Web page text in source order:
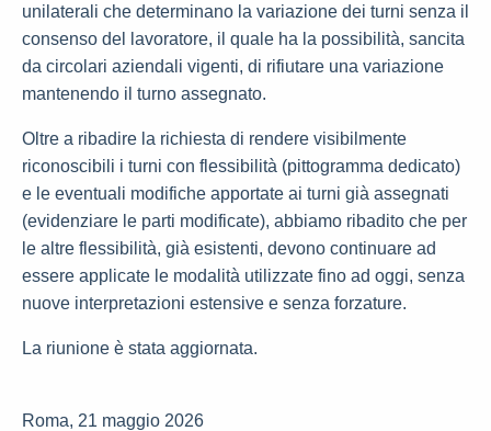
unilaterali che determinano la variazione dei turni senza il
consenso del lavoratore, il quale ha la possibilità, sancita
da circolari aziendali vigenti, di rifiutare una variazione
mantenendo il turno assegnato.
Oltre a ribadire la richiesta di rendere visibilmente
riconoscibili i turni con flessibilità (pittogramma dedicato)
e le eventuali modifiche apportate ai turni già assegnati
(evidenziare le parti modificate), abbiamo ribadito che per
le altre flessibilità, già esistenti, devono continuare ad
essere applicate le modalità utilizzate fino ad oggi, senza
nuove interpretazioni estensive e senza forzature.
La riunione è stata aggiornata.
Roma, 21 maggio 2026